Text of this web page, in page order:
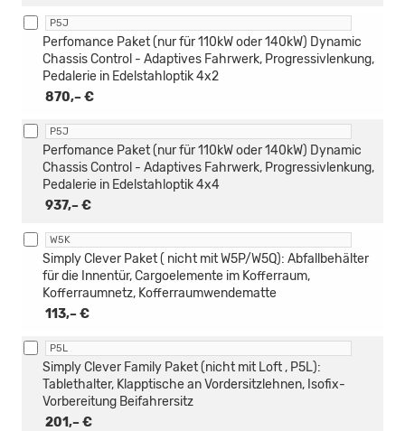
P5J
870,– €
Perfomance Paket (nur für 110kW oder 140kW) Dynamic
Chassis Control - Adaptives Fahrwerk, Progressivlenkung,
Pedalerie in Edelstahloptik 4x2
P5J
937,– €
Perfomance Paket (nur für 110kW oder 140kW) Dynamic
Chassis Control - Adaptives Fahrwerk, Progressivlenkung,
Pedalerie in Edelstahloptik 4x4
W5K
113,– €
Simply Clever Paket ( nicht mit W5P/W5Q): Abfallbehälter
für die Innentür, Cargoelemente im Kofferraum,
Kofferraumnetz, Kofferraumwendematte
P5L
201,– €
Simply Clever Family Paket (nicht mit Loft , P5L):
Tablethalter, Klapptische an Vordersitzlehnen, Isofix-
Vorbereitung Beifahrersitz